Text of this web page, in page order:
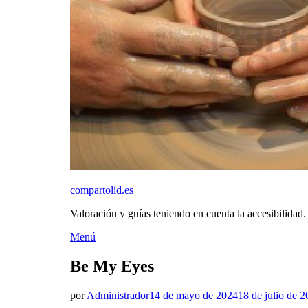
compartolid.es
Valoración y guías teniendo en cuenta la accesibilidad.
Saltar
contenido
Menú
Be My Eyes
porAdministradorPublicado
14 de mayo de 202418 de julio de